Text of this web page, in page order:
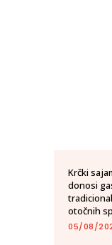
Krčki
donosi
otočnih
05/08/